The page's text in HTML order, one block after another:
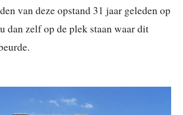
van deze opstand 31 jaar geleden op
dan zelf op de plek staan waar dit